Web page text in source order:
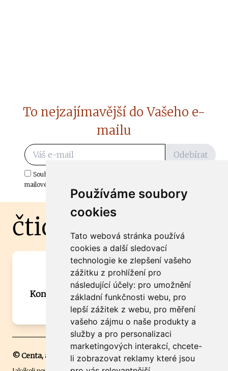
Používáme soubory
cookies
Tato webová stránka používá
cookies a další sledovací
technologie ke zlepšení vašeho
zážitku z prohlížení pro
následující účely: pro umožnění
základní funkčnosti webu, pro
lepší zážitek z webu, pro měření
vašeho zájmu o naše produkty a
služby a pro personalizaci
marketingových interakcí, chcete-
li zobrazovat reklamy které jsou
To nejzajímavější do Vašeho e-
mailu
Odebírat
Souhlasím s odběrem důležitých zpráv ze ČtiDoma.cz do mé e-
mailové schránky.
čtidoma.cz
Máte zajímavou informaci? Chcete
spolupracovat?
Kontaktujte šéfredaktora Martina Chalupu:
chalupa@ctidoma.cz
© Centa, a.s.